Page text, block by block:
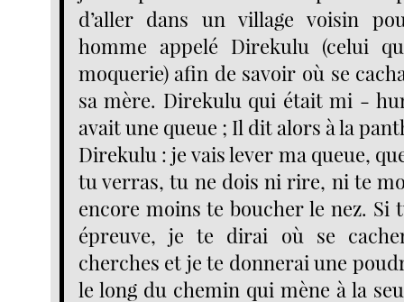
d’aller dans un village voisin
homme appelé Direkulu (celui
moquerie) afin de savoir où se
sa mère. Direkulu qui était mi -
avait une queue ; Il dit alors à la
Direkulu : je vais lever ma queue,
tu verras, tu ne dois ni rire, ni te
encore moins te boucher le nez. Si
épreuve, je te dirai où se
cherches et je te donnerai une
le long du chemin qui mène à la